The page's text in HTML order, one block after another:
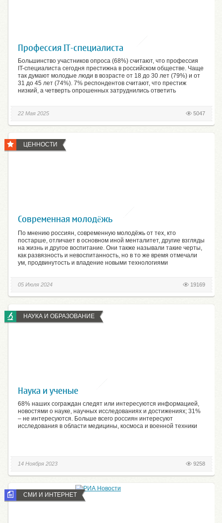
Профессия IT-специалиста
Большинство участников опроса (68%) считают, что профессия
IT-специалиста сегодня престижна в российском обществе. Чаще
так думают молодые люди в возрасте от 18 до 30 лет (79%) и от
31 до 45 лет (74%). 7% респондентов считают, что престиж
низкий, а четверть опрошенных затруднились ответить
5047
22 Мая 2025
ЦЕННОСТИ
Современная молодёжь
По мнению россиян, современную молодёжь от тех, кто
постарше, отличает в основном иной менталитет, другие взгляды
на жизнь и другое воспитание. Они также называли такие черты,
как развязность и невоспитанность, но в то же время отмечали
ум, продвинутость и владение новыми технологиями
19169
05 Июля 2024
НАУКА И ОБРАЗОВАНИЕ
Наука и ученые
68% наших сограждан следят или интересуются информацией,
новостями о науке, научных исследованиях и достижениях; 31%
– не интересуются. Больше всего россиян интересуют
исследования в области медицины, космоса и военной техники
9258
14 Ноября 2023
СМИ И ИНТЕРНЕТ